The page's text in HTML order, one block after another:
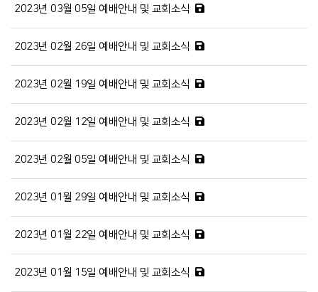
2023년 03월 05일 예배안내 및 교회소식
2023년 02월 26일 예배안내 및 교회소식
2023년 02월 19일 예배안내 및 교회소식
2023년 02월 12일 예배안내 및 교회소식
2023년 02월 05일 예배안내 및 교회소식
2023년 01월 29일 예배안내 및 교회소식
2023년 01월 22일 예배안내 및 교회소식
2023년 01월 15일 예배안내 및 교회소식